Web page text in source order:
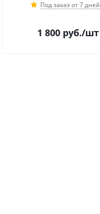
Под заказ от 7 дней
1 800руб./шт